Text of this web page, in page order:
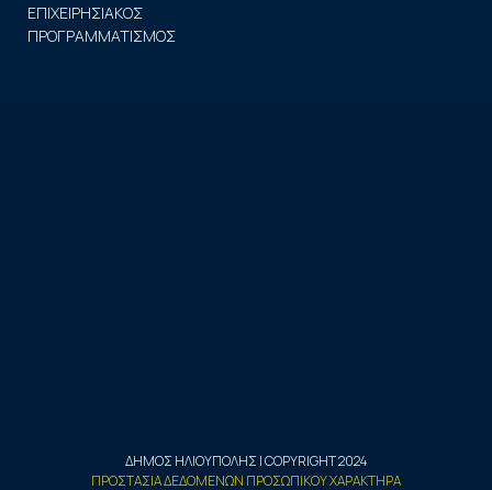
ΕΠΙΧΕΙΡΗΣΙΑΚΟΣ
ΠΡΟΓΡΑΜΜΑΤΙΣΜΟΣ
ΔΗΜΟΣ ΗΛΙΟΥΠΟΛΗΣ | COPYRIGHT 2024
ΠΡΟΣΤΑΣΙΑ ΔΕΔΟΜΕΝΩΝ ΠΡΟΣΩΠΙΚΟΥ ΧΑΡΑΚΤΗΡΑ